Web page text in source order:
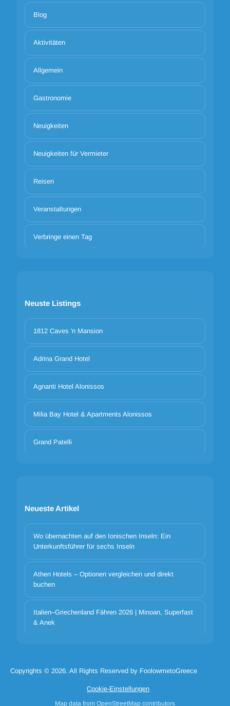
Blog
Aktivitäten
Allgemein
Gastronomie
Neuigkeiten
Neuigkeiten für Vermieter
Reisen
Veranstaltungen
Verbringe einen Tag
Neuste Listings
1812 Caves 'n Mansion
Adrina Grand Hotel
Agnanti Hotel Alonissos
Milia Bay Hotel & Apartments Alonissos
Grand Patelli
Neueste Artikel
Wo übernachten auf den Ionischen Inseln: Ein
Unterkunftsführer für sechs Inseln
Athen Hotels – Optionen vergleichen und direkt
buchen
Italien–Griechenland Fähren 2026 | Minoan, Superfast
& Anek
Copyrights © 2026. All Rights Reserved by FoolowmetoGreece
Cookie-Einstellungen
Map data from OpenStreetMap contributors
Cookie-Banner-Titel
We use cookies to improve your experience. Choose which
categories to allow. Essential cookies are always on for security and
core functionality.
Cookie ablehnen alle Cookie_accept_selected
Cookie alle akzeptieren